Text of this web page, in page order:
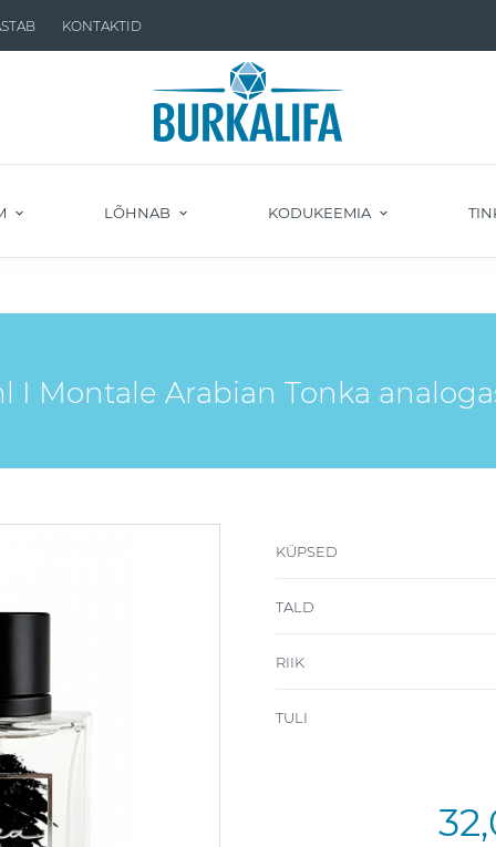
KONTAKTID
LÕHNAB KODUKEEMIA
I Montale Arabian Tonka
KÜPSED
TALD
RIIK
TULI